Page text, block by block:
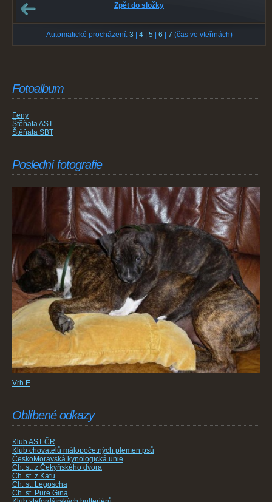
Zpět do složky
Automatické procházení: 3 | 4| 5 | 6 | 7 (čas ve vteřinách)
Fotoalbum
Feny
Štěňata AST
Štěňata SBT
Poslední fotografie
Vrh E
Oblíbené odkazy
Klub AST ČR
Klub chovatelů málopočetných plemen psů
ČeskoMoravská kynologická unie
Ch. st. z Čekyňského dvora
Ch. st. z Katu
Ch. st. Legoscha
Ch. st. Pure Gina